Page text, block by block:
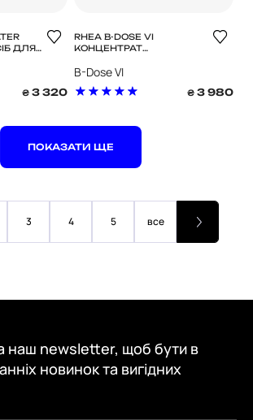
ДЛЯ
₴ 3 320
RHEA B-DOSE VI
КОНЦЕНТРАТ
B-Dose VI
₴ 3 980
ПОКАЗАТИ ЩЕ
3 4 5 все
наш newsletter, щоб бути в
новинок та вигідних